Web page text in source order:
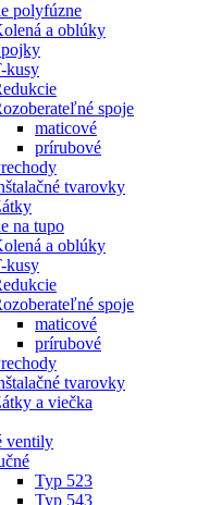
polyfúzne
a oblúky
kusy
spoje
maticové
prírubové
tvarovky
na tupo
a oblúky
kusy
spoje
maticové
prírubové
tvarovky
a viečka
ventily
Typ 523
Typ 543